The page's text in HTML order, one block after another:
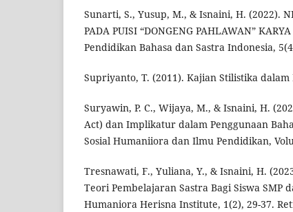
Sunarti, S., Yusup, M., & Isnaini, H. (2022).
PADA PUISI “DONGENG PAHLAWAN”
Pendidikan Bahasa dan Sastra Indonesia,
Supriyanto, T. (2011). Kajian Stilistika
Suryawin, P. C., Wijaya, M., & Isnaini, H.
Act) dan Implikatur dalam Penggunaan
Sosial Humaniiora dan Ilmu Pendidikan,
Tresnawati, F., Yuliana, Y., & Isnaini, H.
Teori Pembelajaran Sastra Bagi Siswa SMP
Humaniora Herisna Institute, 1(2), 29-37.